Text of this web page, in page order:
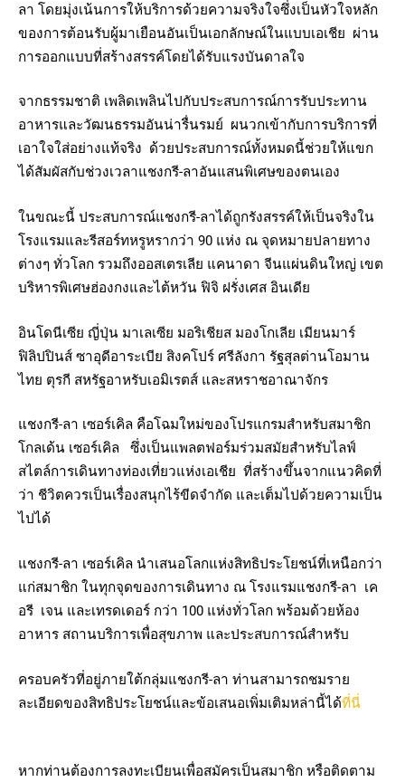
ลา โดยมุ่งเน้นการให้บริการด้วยความจริงใจซึ่งเป็นหัวใจหลัก
ของการต้อนรับผู้มาเยือนอันเป็นเอกลักษณ์ในแบบเอเชีย ผ่าน
การออกแบบที่สร้างสรรค์โดยได้รับแรงบันดาลใจ
จากธรรมชาติ เพลิดเพลินไปกับประสบการณ์การรับประทาน
อาหารและวัฒนธรรมอันน่ารื่นรมย์ ผนวกเข้ากับการบริการที่
เอาใจใส่อย่างแท้จริง ด้วยประสบการณ์ทั้งหมดนี้ช่วยให้แขก
ได้สัมผัสกับช่วงเวลาแชงกรี-ลาอันแสนพิเศษของตนเอง
ในขณะนี้ ประสบการณ์แชงกรี-ลาได้ถูกรังสรรค์ให้เป็นจริงใน
โรงแรมและรีสอร์ทหรูหรากว่า 90 แห่ง ณ จุดหมายปลายทาง
ต่างๆ ทั่วโลก รวมถึงออสเตรเลีย แคนาดา จีนแผ่นดินใหญ่ เขต
บริหารพิเศษฮ่องกงและไต้หวัน ฟิจิ ฝรั่งเศส อินเดีย
อินโดนีเซีย ญี่ปุ่น มาเลเซีย มอริเชียส มองโกเลีย เมียนมาร์
ฟิลิปปินส์ ซาอุดีอาระเบีย สิงคโปร์ ศรีลังกา รัฐสุลต่านโอมาน
ไทย ตุรกี สหรัฐอาหรับเอมิเรตส์ และสหราชอาณาจักร
แชงกรี-ลา เซอร์เคิล คือโฉมใหม่ของโปรแกรมสำหรับสมาชิก
โกลเด้น เซอร์เคิล ซึ่งเป็นแพลตฟอร์มร่วมสมัยสำหรับไลฟ์
สไตล์การเดินทางท่องเที่ยวแห่งเอเชีย ที่สร้างขึ้นจากแนวคิดที่
ว่า ชีวิตควรเป็นเรื่องสนุกไร้ขีดจำกัด และเต็มไปด้วยความเป็น
ไปได้
แชงกรี-ลา เซอร์เคิล นำเสนอโลกแห่งสิทธิประโยชน์ที่เหนือกว่า
แก่สมาชิก ในทุกจุดของการเดินทาง ณ โรงแรมแชงกรี-ลา เค
อรี เจน และเทรดเดอร์ กว่า 100 แห่งทั่วโลก พร้อมด้วยห้อง
อาหาร สถานบริการเพื่อสุขภาพ และประสบการณ์สำหรับ
ครอบครัวที่อยู่ภายใต้กลุ่มแชงกรี-ลา ท่านสามารถชมราย
ละเอียดของสิทธิประโยชน์และข้อเสนอเพิ่มเติมหล่านี้ได้ที่นี่
หากท่านต้องการลงทะเบียนเพื่อสมัครเป็นสมาชิก หรือติดตาม